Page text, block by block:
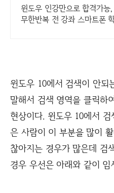
제시 기프티콘!
윈도우 인강만으로 합격가능
무한반복 전 강좌 스마트폰
윈도우 10에서 검색이 안되
말해서 검색 영역을 클릭하
현상이다. 윈도우 10에서
은 사람이 이 부분을 많이
찮아지는 경우가 많은데 검
경우 우선은 아래와 같이